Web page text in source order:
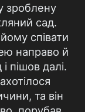
зроблену
сад.
співати
направо й
пішов далі.
та він